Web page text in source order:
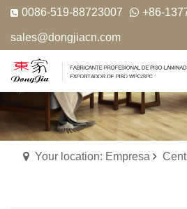
0086-519-88723007 +86-
sales@dongjiacn.com
Your location: Empresa